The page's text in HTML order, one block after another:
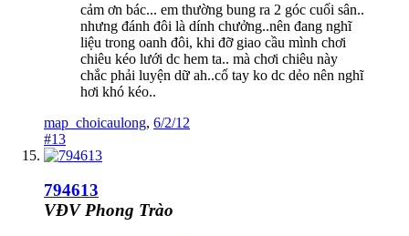
cảm ơn bác... em thường bung ra 2 góc cuối sân..
nhưng đánh đôi là dính chưởng..nên đang nghĩ
liệu trong oanh đôi, khi đỡ giao cầu mình chơi
chiêu kéo lưới dc hem ta.. mà chơi chiêu này
chắc phải luyện dữ ah..cổ tay ko dc dẻo nên nghĩ
hơi khó kéo..
map_choicaulong, 6/2/12
#13
794613
VĐV Phong Trào